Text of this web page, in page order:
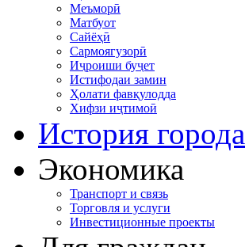
Меъморӣ
Матбуот
Сайёҳӣ
Сармоягузорӣ
Иҷроиши буҷет
Истифодаи замин
Ҳолати фавқулодда
Хифзи иҷтимоӣ
История города
Экономика
Транспорт и связь
Торговля и услуги
Инвестиционные проекты